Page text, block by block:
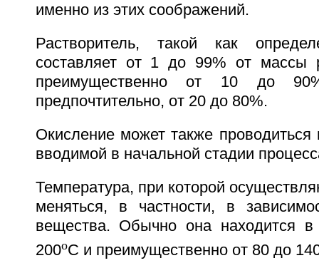
именно из этих соображений.
Растворитель, такой как
составляет от 1 до 99% от массы
преимущественно от 10 до
предпочтительно, от 20 до 80%.
Окисление может также проводиться
вводимой в начальной стадии
Температура, при которой
меняться, в частности, в
вещества. Обычно она находится
200oС и преимущественно от 80 до